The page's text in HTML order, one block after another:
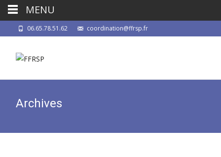
06.65.78.51.62 coordination@ffrsp.fr
Archives
MENU